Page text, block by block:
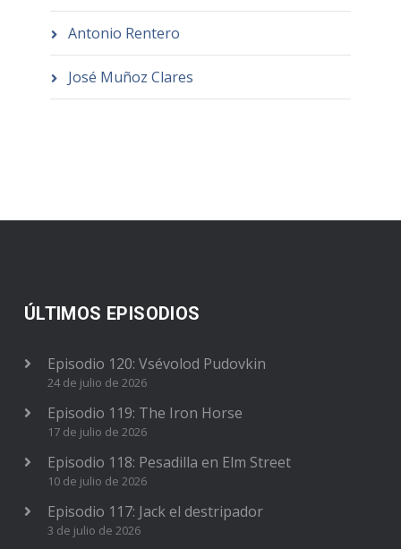
Antonio Rentero
José Muñoz Clares
ÚLTIMOS EPISODIOS
Episodio 120: Vsévolod Pudovkin
24 de julio de 2026
Episodio 119: The Iron Horse
17 de julio de 2026
Episodio 118: Pesadilla en Elm Street
10 de julio de 2026
Episodio 117: Jack el destripador
3 de julio de 2026